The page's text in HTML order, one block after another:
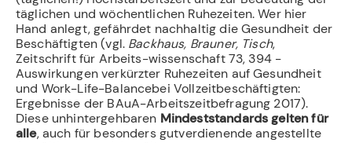
täglichen und wöchentlichen Ruhezeiten. Wer hier
Hand anlegt, gefährdet nachhaltig die Gesundheit der
Beschäftigten (vgl. Backhaus, Brauner, Tisch,
Zeitschrift für Arbeits-wissenschaft 73, 394 -
Auswirkungen verkürzter Ruhezeiten auf Gesundheit
und Work-Life-Balancebei Vollzeitbeschäftigten:
Ergebnisse der BAuA-Arbeitszeitbefragung 2017).
Diese unhintergehbaren Mindeststandards gelten für
alle, auch für besonders gutverdienende angestellte